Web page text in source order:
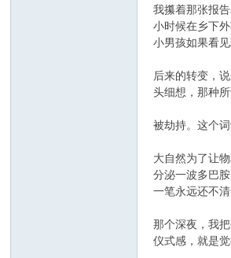
我攥着那张报
小时候在乡下
小男孩如果看
后来的转变，
头细想，那种
被劫持。这个
大自然为了让
分泌一波多巴
一笔永远还不清
那个深夜，我
仪式感，就是